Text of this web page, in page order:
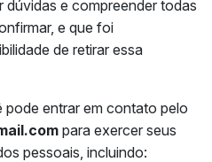
e compreender todas
e que foi
de retirar essa
entrar em contato pelo
para exercer seus
pessoais, incluindo: